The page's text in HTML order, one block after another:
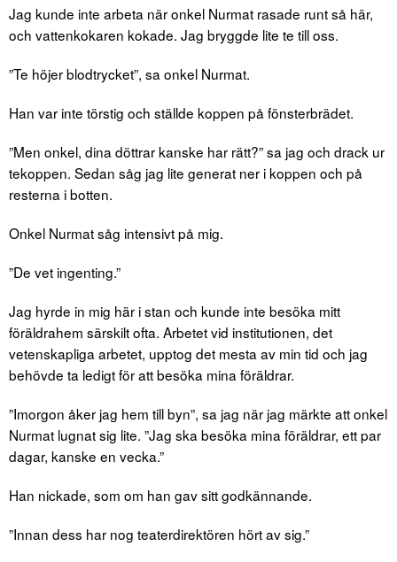
Jag kunde inte arbeta när onkel Nurmat rasade runt så här,
och vattenkokaren kokade. Jag bryggde lite te till oss.
”Te höjer blodtrycket”, sa onkel Nurmat.
Han var inte törstig och ställde koppen på fönsterbrädet.
”Men onkel, dina döttrar kanske har rätt?” sa jag och drack ur
tekoppen. Sedan såg jag lite generat ner i koppen och på
resterna i botten.
Onkel Nurmat såg intensivt på mig.
”De vet ingenting.”
Jag hyrde in mig här i stan och kunde inte besöka mitt
föräldrahem särskilt ofta. Arbetet vid institutionen, det
vetenskapliga arbetet, upptog det mesta av min tid och jag
behövde ta ledigt för att besöka mina föräldrar.
”Imorgon åker jag hem till byn”, sa jag när jag märkte att onkel
Nurmat lugnat sig lite. ”Jag ska besöka mina föräldrar, ett par
dagar, kanske en vecka.”
Han nickade, som om han gav sitt godkännande.
”Innan dess har nog teaterdirektören hört av sig.”